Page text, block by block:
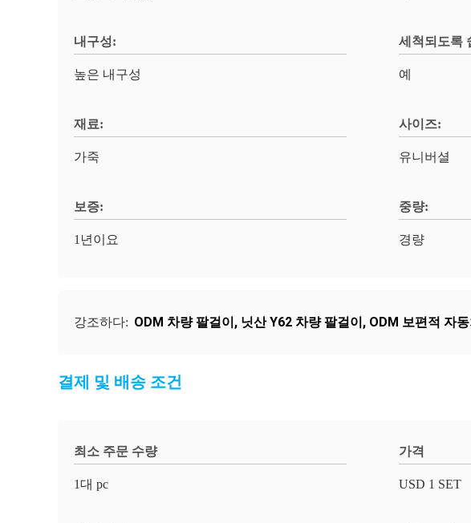
내구성:
높은 내구성
세척되도록
예
재료:
가죽
사이즈:
유니버셜
보증:
1년이요
중량:
경량
강조하다: ODM 차량 팔걸이, 닛산 Y62 차량 팔걸이, ODM 보편적 자
결제 및 배송 조건
최소 주문 수량
1대 pc
가격
USD 1 SET